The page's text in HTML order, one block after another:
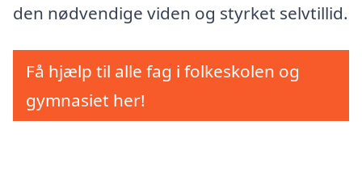
den nødvendige viden og styrket selvtillid.
Få hjælp til alle fag i folkeskolen og
gymnasiet her!